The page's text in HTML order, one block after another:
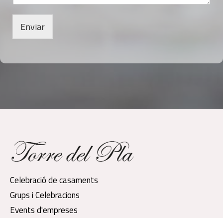
Enviar
Celebració de casaments
Grups i Celebracions
Events d'empreses